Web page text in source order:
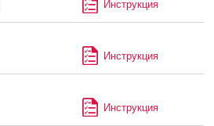
Инструкция
Инструкция
Инструкция